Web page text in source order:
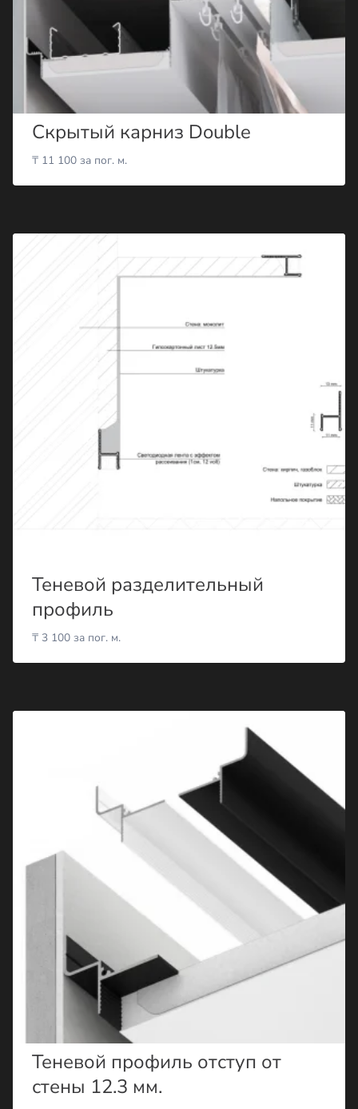
Скрытый карниз Double
₸ 11 100 за пог. м.
Теневой разделительный
профиль
₸ 3 100 за пог. м.
Теневой профиль отступ от
стены 12.3 мм.